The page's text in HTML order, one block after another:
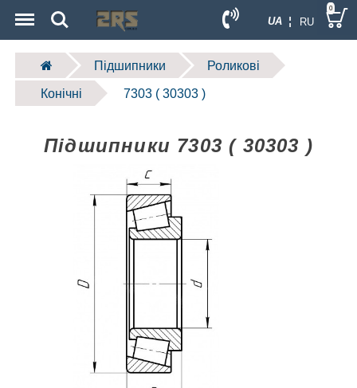
UA ¦ RU
Search 0
Підшипники Роликові
Конічні 7303 ( 30303 )
Підшипники 7303 ( 30303 )